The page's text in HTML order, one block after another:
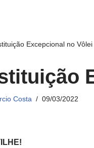
Excepcional no Vôlei
Costa 09/03/2022